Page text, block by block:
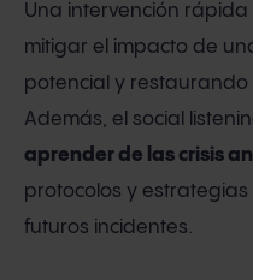
Una intervención
mitigar el impacto de
potencial y restaurando
Además, el social
aprender de las crisis
protocolos y
futuros incidentes.